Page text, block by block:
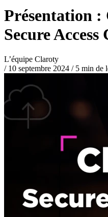
Présentation :
Secure
L’équipe Claroty
/ 10 septembre 2024 /5 min de